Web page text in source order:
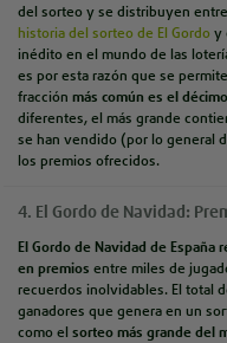
del sorteo y se distribuyen
historia del sorteo de El Gordo y
inédito en el mundo de las
es por esta razón que se
fracción más común es el décimo
diferentes, el más grande
se han vendido (por lo general
los premios ofrecidos.
4. El Gordo de Navidad:
El Gordo de Navidad de España
en premios entre miles de
recuerdos inolvidables. El total
ganadores que genera en un
como el sorteo más grande del